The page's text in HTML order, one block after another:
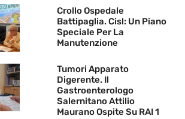
Crollo Ospedale
Battipaglia. Cisl: Un Piano
Speciale Per La
Manutenzione
Tumori Apparato
Digerente. Il
Gastroenterologo
Salernitano Attilio
Maurano Ospite Su RAI 1